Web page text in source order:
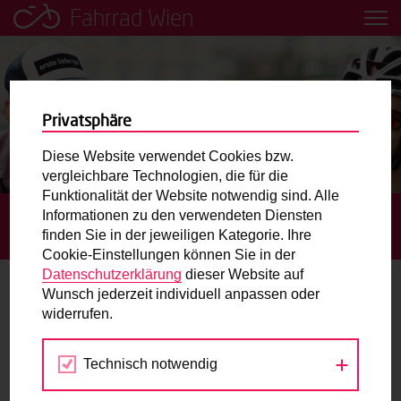
Fahrrad Wien
Leih dir einfach ein Transportfahrrad in deiner Nähe aus!
Mobilitätsbildung für Kinder und
Jugendliche
Radweg-Projektkarte
Routenplaner
Mit dem Fahrrad in Wien unterwegs? Hier finden Sie die
beste Route.
Wunschbox
Sie haben ein Anliegen zum Radverkehr? Schreiben Sie
STARTSEITE BLOG
RADFAHREN MACHT KEINEN
SPASS? MATTHIAS UND PHILIPP FAHREN.
Radfahren macht keinen Spaß?
Matthias und Philipp fahren.
Privatsphäre
Diese Website verwendet Cookies bzw.
vergleichbare Technologien, die für die
Funktionalität der Website notwendig sind. Alle
Informationen zu den verwendeten Diensten
finden Sie in der jeweiligen Kategorie. Ihre
Cookie-Einstellungen können Sie in der
Datenschutzerklärung dieser Website auf
Wunsch jederzeit individuell anpassen oder
widerrufen.
Technisch notwendig